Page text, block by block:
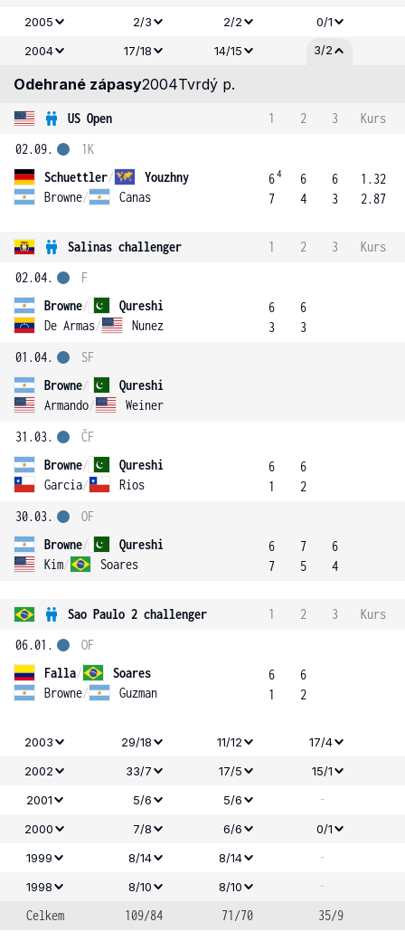
2005 2/3 2/2
0/1
2004
17/18 14/15 3/2
Odehrané zápasy2004Tvrdý p.
US Open 1 2 3
Kurs
02.09.
Schuettler/
Youzhny
Browne/ Canas
1K
64
7
6
4
6
3
1.32
2.87
Salinas challenger 1 2 3
Kurs
02.04.
Browne/
Qureshi
De Armas/ Nunez
F
6
3
6
3
01.04.
Browne/
Qureshi
Armando/ Weiner
SF
31.03.
Browne/
Qureshi
Garcia/ Rios
ČF
6
1
6
2
30.03.
Browne/
Qureshi
Kim/ Soares
OF
6
7
7
5
6
4
Sao Paulo 2 challenger 1 2 3
Kurs
06.01.
Falla/
Soares
Browne/ Guzman
OF
6
1
6
2
2003 29/18 11/12
17/4
2002
33/7 17/5
15/1
2001
5/6 5/6 -
2000 7/8 6/6
0/1
1999
8/14 8/14 -
1998 8/10 8/10
-
Celkem
109/84 71/70 35/9